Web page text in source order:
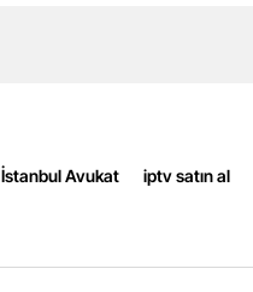
İstanbul Avukat iptv satın al